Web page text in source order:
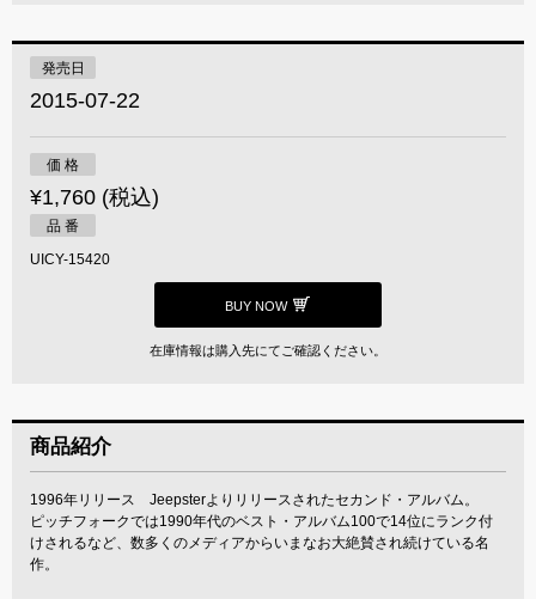
発売日
2015-07-22
価 格
¥1,760 (税込)
品 番
UICY-15420
BUY NOW
在庫情報は購入先にてご確認ください。
商品紹介
1996年リリース Jeepsterよりリリースされたセカンド・アルバム。
ピッチフォークでは1990年代のベスト・アルバム100で14位にランク付
けされるなど、数多くのメディアからいまなお大絶賛され続けている名
作。